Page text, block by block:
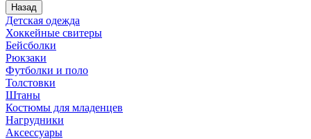
Назад
Детская одежда
Хоккейные свитеры
Бейсболки
Рюкзаки
Футболки и поло
Толстовки
Штаны
Костюмы для младенцев
Нагрудники
Аксессуары